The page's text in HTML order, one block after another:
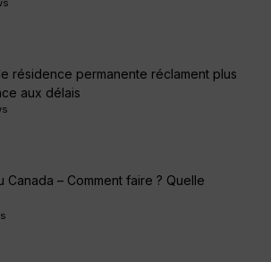
résidence permanente réclament plus
aux délais
Canada – Comment faire ? Quelle